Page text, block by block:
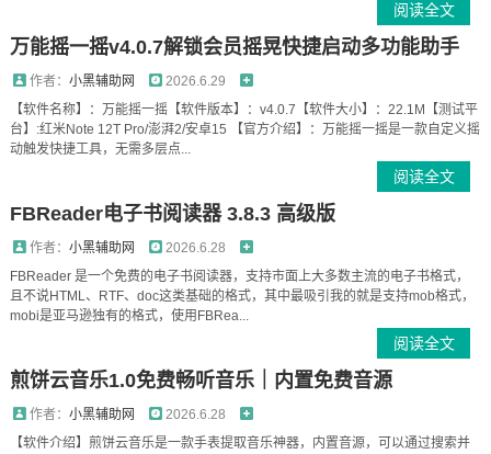
阅读全文
万能摇一摇v4.0.7解锁会员摇晃快捷启动多功能助手
作者： 小黑辅助网
2026.6.29
【软件名称】：万能摇一摇【软件版本】：v4.0.7【软件大小】：22.1M【测试平
台】:红米Note 12T Pro/澎湃2/安卓15 【官方介绍】：万能摇一摇是一款自定义摇
动触发快捷工具，无需多层点...
阅读全文
FBReader电子书阅读器 3.8.3 高级版
作者： 小黑辅助网
2026.6.28
FBReader 是一个免费的电子书阅读器，支持市面上大多数主流的电子书格式，
且不说HTML、RTF、doc这类基础的格式，其中最吸引我的就是支持mob格式，
mobi是亚马逊独有的格式，使用FBRea...
阅读全文
煎饼云音乐1.0免费畅听音乐｜内置免费音源
作者： 小黑辅助网
2026.6.28
【软件介绍】煎饼云音乐是一款手表提取音乐神器，内置音源，可以通过搜索并